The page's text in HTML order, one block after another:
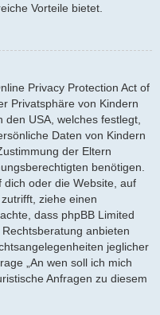
Vorteile bietet.
Privacy Protection Act of
Privatsphäre von Kindern
USA, welches festlegt,
Daten von Kindern
der Eltern
benötigen.
oder die Website, auf
ziehe einen
dass phpBB Limited
anbieten
jeglicher
„An wen soll ich mich
Anfragen zu diesem